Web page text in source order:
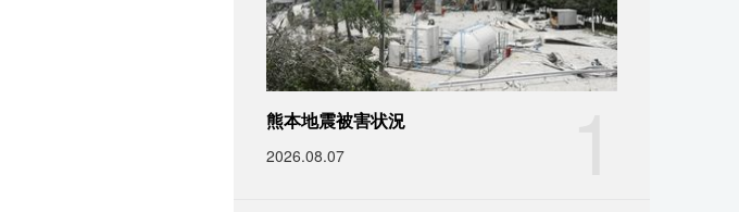
熊本地震被害状況
2026.08.07